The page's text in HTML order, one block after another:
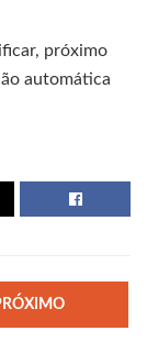
próximo
automática